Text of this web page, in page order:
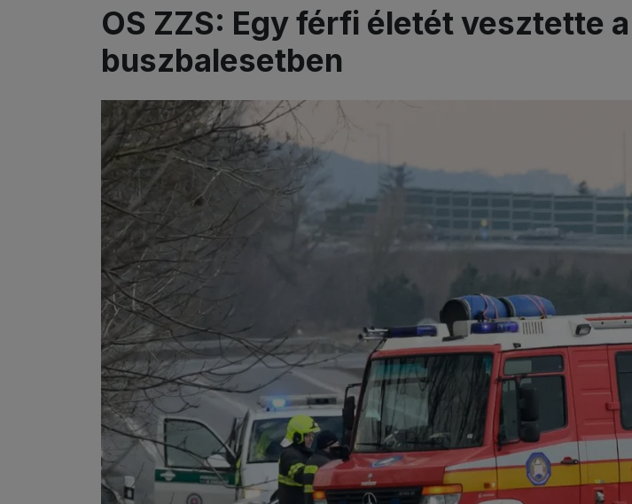
OS ZZS: Egy férfi életét vesztette
buszbalesetben